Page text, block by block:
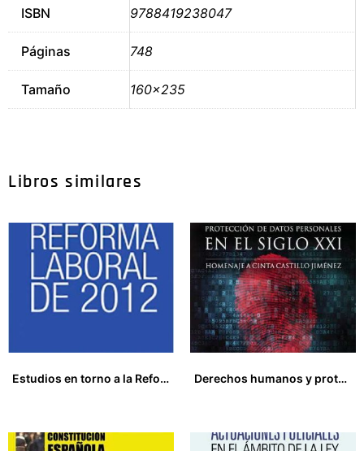
ISBN 9788419238047
Páginas 748
Tamaño 160×235
Libros similares
Estudios en torno a la Reforma Laboral de 2012
Derechos humanos y protección de datos personales en el siglo XXI. Homenaje a Cinta Castillo Jiménez